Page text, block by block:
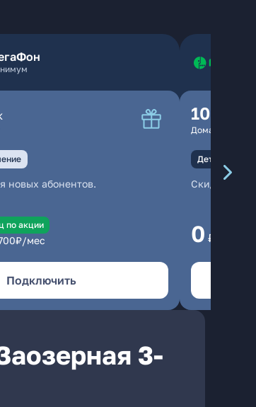
новых абонентов.
по акции
₽/мес
Подключить
100
Домашний
Детали
Скидка
0 ₽/мес
3-